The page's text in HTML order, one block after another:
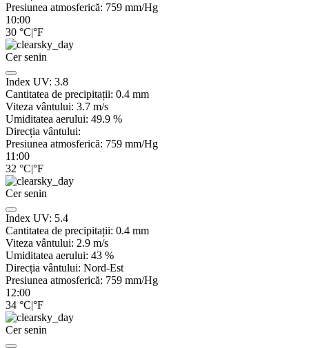
Presiunea atmosferică: 759 mm/Hg
10:00
30 °C|°F
Cer senin
Index UV: 3.8
Cantitatea de precipitații: 0.4 mm
Viteza vântului: 3.7 m/s
Umiditatea aerului: 49.9 %
Direcția vântului:
Presiunea atmosferică: 759 mm/Hg
11:00
32 °C|°F
Cer senin
Index UV: 5.4
Cantitatea de precipitații: 0.4 mm
Viteza vântului: 2.9 m/s
Umiditatea aerului: 43 %
Direcția vântului: Nord-Est
Presiunea atmosferică: 759 mm/Hg
12:00
34 °C|°F
Cer senin